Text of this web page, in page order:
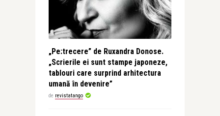
„Pe:trecere” de Ruxandra Donose.
„Scrierile ei sunt stampe japoneze,
tablouri care surprind arhitectura
umană în devenire”
de revistatango